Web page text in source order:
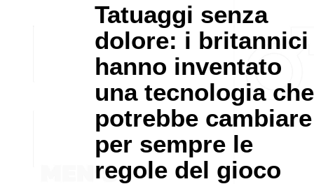
Tatuaggi senza
dolore: i britannici
hanno inventato
una tecnologia che
potrebbe cambiare
per sempre le
regole del gioco